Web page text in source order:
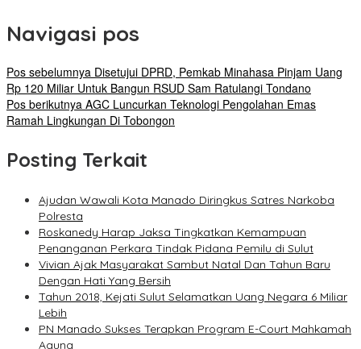
Navigasi pos
Pos sebelumnya Disetujui DPRD, Pemkab Minahasa Pinjam Uang
Rp 120 Miliar Untuk Bangun RSUD Sam Ratulangi Tondano
Pos berikutnya AGC Luncurkan Teknologi Pengolahan Emas
Ramah Lingkungan Di Tobongon
Posting Terkait
Ajudan Wawali Kota Manado Diringkus Satres Narkoba
Polresta
Roskanedy Harap Jaksa Tingkatkan Kemampuan
Penanganan Perkara Tindak Pidana Pemilu di Sulut
Vivian Ajak Masyarakat Sambut Natal Dan Tahun Baru
Dengan Hati Yang Bersih
Tahun 2018, Kejati Sulut Selamatkan Uang Negara 6 Miliar
Lebih
PN Manado Sukses Terapkan Program E-Court Mahkamah
Agung